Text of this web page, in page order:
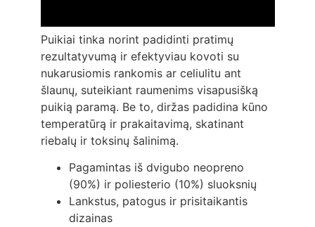
Puikiai tinka norint padidinti pratimų
rezultatyvumą ir efektyviau kovoti su
nukarusiomis rankomis ar celiulitu ant
šlaunų, suteikiant raumenims visapusišką
puikią paramą. Be to, diržas padidina kūno
temperatūrą ir prakaitavimą, skatinant
riebalų ir toksinų šalinimą.
Pagamintas iš dvigubo neopreno
(90%) ir poliesterio (10%) sluoksnių
Lankstus, patogus ir prisitaikantis
dizainas